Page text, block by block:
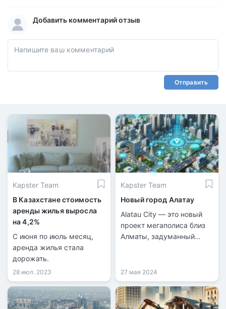
Добавить комментарий отзыв
Отправить
Kapster Team
В Казахстане стоимость
аренды жилья выросла
на 4,2%
С июня по июль месяц,
аренда жилья стала
дорожать.
28 июл. 2023
Kapster Team
Новый город Алатау
Alatau City — это новый
проект мегаполиса близ
Алматы, задуманный
Сингапуром Центральной
Азии.
27 мая 2024